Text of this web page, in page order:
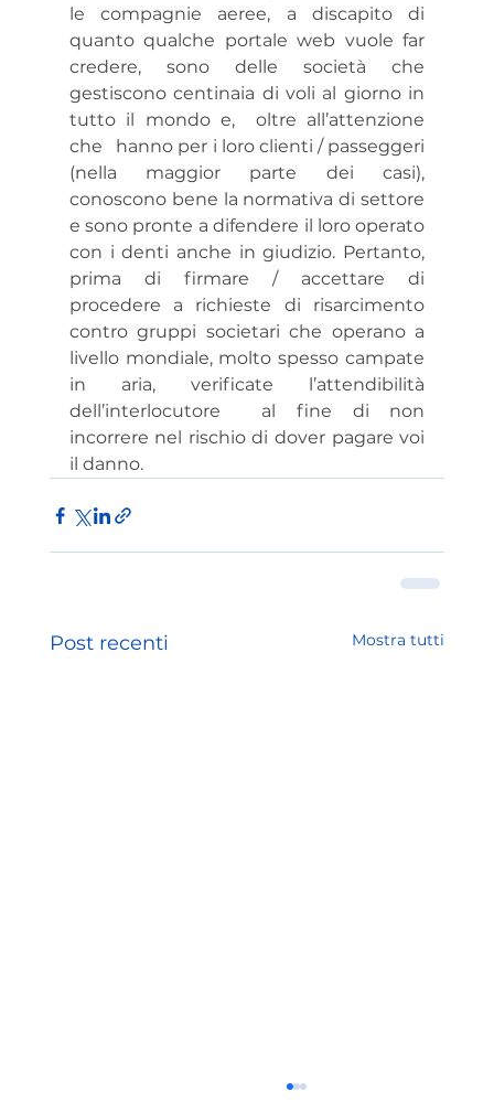
le compagnie aeree, a discapito di
quanto qualche portale web vuole far
credere, sono delle società che
gestiscono centinaia di voli al giorno in
tutto il mondo e,  oltre all’attenzione
che   hanno per i loro clienti / passeggeri
(nella maggior parte dei casi),
conoscono bene la normativa di settore
e sono pronte a difendere il loro operato
con i denti anche in giudizio. Pertanto,
prima di firmare / accettare di
procedere a richieste di risarcimento
contro gruppi societari che operano a
livello mondiale, molto spesso campate
in aria, verificate l’attendibilità
dell’interlocutore  al fine di non
incorrere nel rischio di dover pagare voi
il danno.
Post recenti Mostra tutti